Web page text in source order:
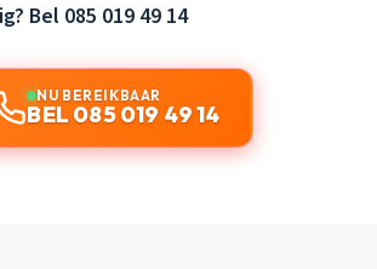
Bel 085 019 49 14
NU BEREIKBAAR
BEL 085 019 49 14